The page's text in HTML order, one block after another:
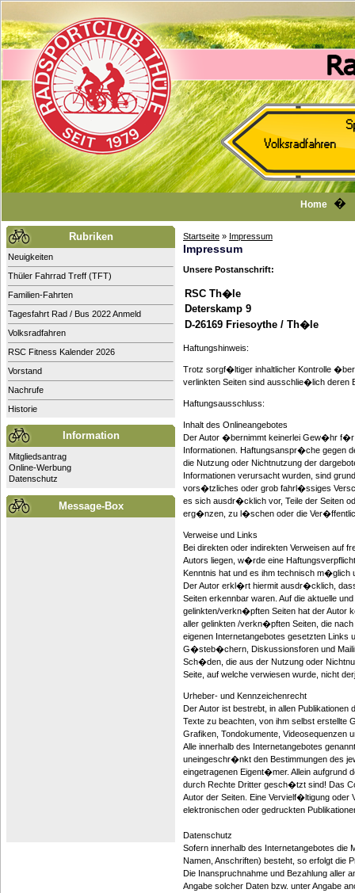
Home�
Rubriken
Neuigkeiten
Thüler Fahrrad Treff (TFT)
Familien-Fahrten
Tagesfahrt Rad / Bus 2022 Anmeld
Volksradfahren
RSC Fitness Kalender 2026
Vorstand
Nachrufe
Historie
Information
Mitgliedsantrag
Online-Werbung
Datenschutz
Message-Box
Startseite » Impressum
Impressum
Unsere Postanschrift:
RSC Th�le
Deterskamp 9
D-26169 Friesoythe / Th�le
Haftungshinweis:
Trotz sorgf�ltiger inhaltlicher Kontrolle
verlinkten Seiten sind ausschlie�lich deren
Haftungsausschluss:
Inhalt des Onlineangebotes
Der Autor �bernimmt keinerlei Gew�hr f�r
Informationen. Haftungsanspr�che gegen
die Nutzung oder Nichtnutzung der
Informationen verursacht wurden, sind
vors�tzliches oder grob fahrl�ssiges
es sich ausdr�cklich vor, Teile der Seiten
erg�nzen, zu l�schen oder die
Verweise und Links
Bei direkten oder indirekten Verweisen auf
Autors liegen, w�rde eine
Kenntnis hat und es ihm technisch m�glich
Der Autor erkl�rt hiermit ausdr�cklich,
Seiten erkennbar waren. Auf die aktuelle
gelinkten/verkn�pften Seiten hat der Autor
aller gelinkten /verkn�pften Seiten, die
eigenen Internetangebotes gesetzten
G�steb�chern, Diskussionsforen und
Sch�den, die aus der Nutzung oder
Seite, auf welche verwiesen wurde, nicht
Urheber- und Kennzeichenrecht
Der Autor ist bestrebt, in allen
Texte zu beachten, von ihm selbst erstellte
Grafiken, Tondokumente, Videosequenzen
Alle innerhalb des Internetangebotes
uneingeschr�nkt den Bestimmungen des
eingetragenen Eigent�mer. Allein aufgrund
durch Rechte Dritter gesch�tzt sind! Das
Autor der Seiten. Eine Vervielf�ltigung oder
elektronischen oder gedruckten
Datenschutz
Sofern innerhalb des Internetangebotes
Namen, Anschriften) besteht, so erfolgt die
Die Inanspruchnahme und Bezahlung aller
Angabe solcher Daten bzw. unter Angabe